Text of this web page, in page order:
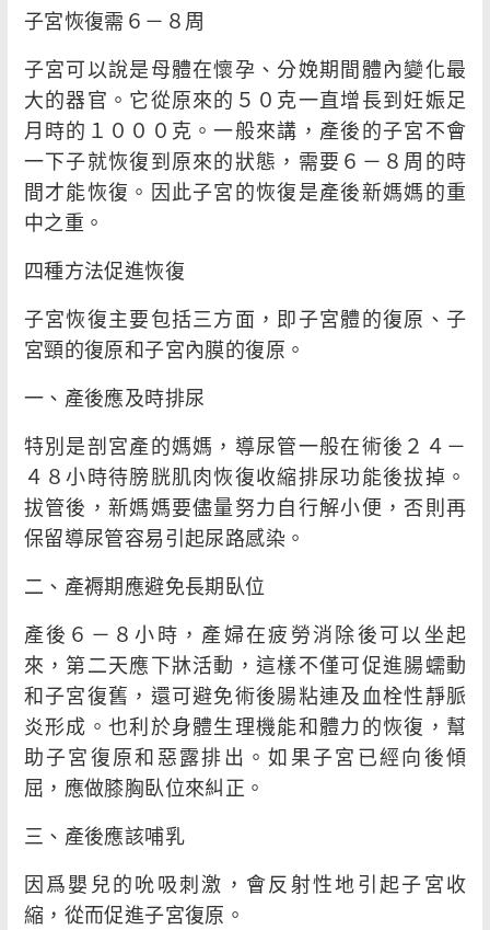
子宮恢復需６－８周
子宮可以說是母體在懷孕、分娩期間體內變化最
大的器官。它從原來的５０克一直增長到妊娠足
月時的１０００克。一般來講，產後的子宮不會
一下子就恢復到原來的狀態，需要６－８周的時
間才能恢復。因此子宮的恢復是產後新媽媽的重
中之重。
四種方法促進恢復
子宮恢復主要包括三方面，即子宮體的復原、子
宮頸的復原和子宮內膜的復原。
一、產後應及時排尿
特別是剖宮產的媽媽，導尿管一般在術後２４－
４８小時待膀胱肌肉恢復收縮排尿功能後拔掉。
拔管後，新媽媽要儘量努力自行解小便，否則再
保留導尿管容易引起尿路感染。
二、產褥期應避免長期臥位
產後６－８小時，產婦在疲勞消除後可以坐起
來，第二天應下牀活動，這樣不僅可促進腸蠕動
和子宮復舊，還可避免術後腸粘連及血栓性靜脈
炎形成。也利於身體生理機能和體力的恢復，幫
助子宮復原和惡露排出。如果子宮已經向後傾
屈，應做膝胸臥位來糾正。
三、產後應該哺乳
因爲嬰兒的吮吸刺激，會反射性地引起子宮收
縮，從而促進子宮復原。